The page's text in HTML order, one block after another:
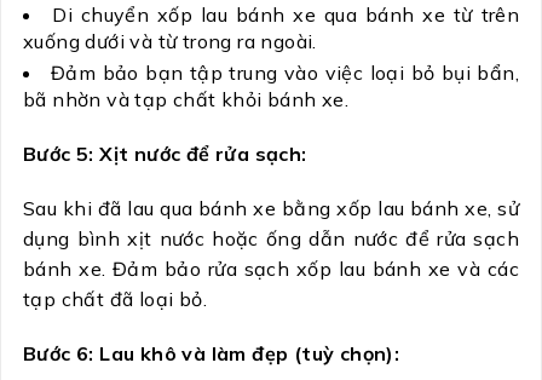
Di chuyển xốp lau bánh xe qua bánh xe từ trên
xuống dưới và từ trong ra ngoài.
Đảm bảo bạn tập trung vào việc loại bỏ bụi bẩn,
bã nhờn và tạp chất khỏi bánh xe.
Bước 5: Xịt nước để rửa sạch:
Sau khi đã lau qua bánh xe bằng xốp lau bánh xe, sử
dụng bình xịt nước hoặc ống dẫn nước để rửa sạch
bánh xe. Đảm bảo rửa sạch xốp lau bánh xe và các
tạp chất đã loại bỏ.
Bước 6: Lau khô và làm đẹp (tuỳ chọn):